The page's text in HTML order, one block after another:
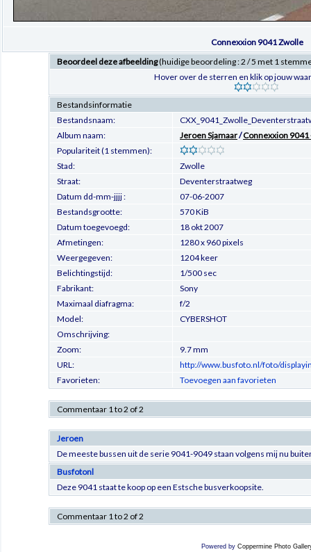
Connexxion 9041 Zwolle
Beoordeel deze afbeelding(huidige beoordeling : 2 / 5 met 1
Hover over de sterren en klik op jouw
Bestandsinformatie
Bestandsnaam:
Album naam:
Jeroen Sjamaar/Connexxion 9041
Populariteit (1 stemmen):
Stad:
Zwolle
Straat:
Deventerstraatweg
Datum dd-mm-jjjj :
07-06-2007
Bestandsgrootte:
570 KiB
Datum toegevoegd:
18 okt 2007
Afmetingen:
1280 x 960 pixels
Weergegeven:
1204 keer
Belichtingstijd:
1/500 sec
Fabrikant:
Sony
Maximaal diafragma:
f/2
Model:
CYBERSHOT
Omschrijving:
Zoom:
9.7 mm
URL:
http://www.busfoto.nl/foto/
Favorieten:
Toevoegen aan favorieten
Commentaar 1 to 2 of 2
Jeroen
De meeste bussen uit de serie 9041-9049 staan volgens mij nu
Busfotonl
Deze 9041 staat te koop op een Estsche busverkoopsite.
Commentaar 1 to 2 of 2
Powered by Coppermine Photo